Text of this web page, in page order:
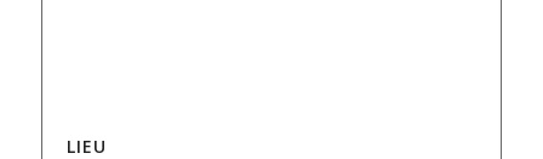
LIEU